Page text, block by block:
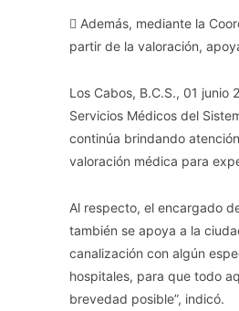
 Además, mediante la
partir de la valoración,
Los Cabos, B.C.S., 01
Servicios Médicos del
continúa brindando
valoración médica para
Al respecto, el encargado
también se apoya a la
canalización con algún
hospitales, para que todo
brevedad posible”, indicó.